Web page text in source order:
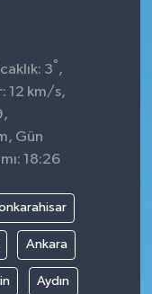
3° ,
12 km/s,
Gün
18:26
Ankara
Aydın